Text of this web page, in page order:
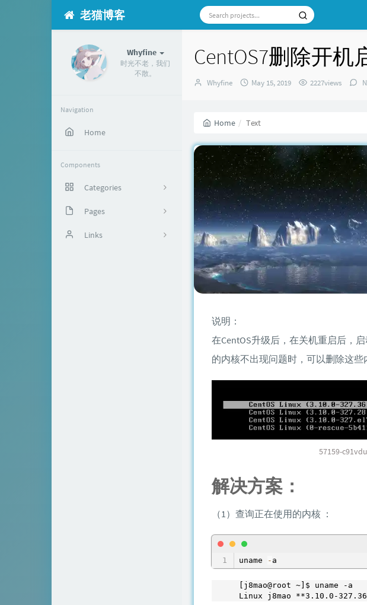
老猫博客
Whyfine
时光不老，我们
不散。
Navigation
Home
Components
Categories
37
默认分类
Pages
关于Links
CentOS7删除开
Author：
Whyfine
发
May 15, 2019 2227views
Home Text
说明：
在CentOS升级后，在关机重启后，
的内核不出现问题时，可以删除这些
57159-
解决方案：
（1）查询正在使用的内核 ：
uname -
[j8mao@root ~]$ uname -a
Linux j8mao **3.10 . 0 -327.36